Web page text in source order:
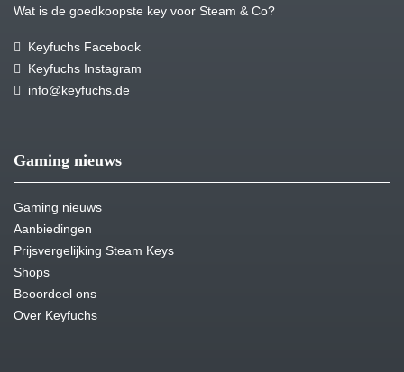
Wat is de goedkoopste key voor Steam & Co?
Keyfuchs Facebook
Keyfuchs Instagram
info@keyfuchs.de
Gaming nieuws
Gaming nieuws
Aanbiedingen
Prijsvergelijking Steam Keys
Shops
Beoordeel ons
Over Keyfuchs